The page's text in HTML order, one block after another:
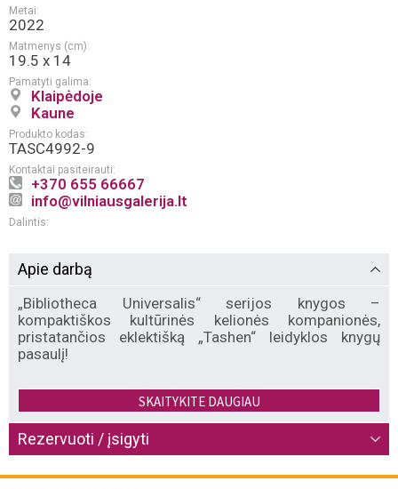
Metai:
2022
Matmenys (cm):
19.5 x 14
Pamatyti galima:
Klaipėdoje
Kaune
Produkto kodas:
TASC4992-9
Kontaktai pasiteirauti:
+370 655 66667
info@vilniausgalerija.lt
Dalintis:
Apie darbą
„Bibliotheca Universalis“ serijos knygos –
kompaktiškos kultūrinės kelionės kompanionės,
pristatančios eklektišką „Tashen“ leidyklos knygų
pasaulį!
„1000 Tattoos“ – Trawl through centuries of tattooing
in this eye-popping history of the art of body
decoration. From modest, discreet symbols to
astonishing full-body adornments, the wonders of
Whether you’re considering getting ink done yourself
SKAITYKITE DAUGIAU
Rezervuoti / įsigyti